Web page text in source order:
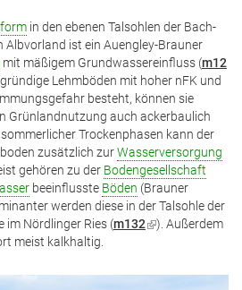
in den ebenen Talsohlen der Bach-
Albvorland ist ein Auengley-Brauner
mit mäßigem Grundwassereinfluss (m12
Lehmböden mit hoher nFK und
besteht, können sie
Grünlandnutzung auch ackerbaulich
Trockenphasen kann der
zusätzlich zurWasserversorgung
gehören zu der Bodengesellschaft
beeinflusste Böden (Brauner
werden diese in der Talsohle der
im Nördlinger Ries (m132(Link
). Außerdem
meist kalkhaltig.